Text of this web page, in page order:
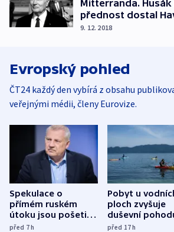
Mitterranda.
přednost dostal
9. 12. 2018
Evropský pohled
ČT24 každý den vybírá z obsahu
veřejnými médii, členy Eurovize.
Spekulace o
přímém ruském
útoku jsou pošetilé,
míní estonský
před 7h
Pobyt u
ploch zvyšuje
duševní
ukázala
před 17h